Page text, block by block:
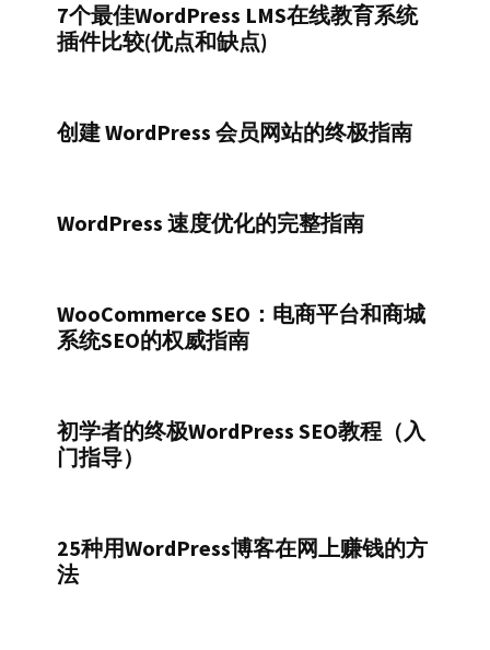
7个最佳WordPress LMS在线教育系统
插件比较(优点和缺点)
创建 WordPress 会员网站的终极指南
WordPress 速度优化的完整指南
WooCommerce SEO：电商平台和商城
系统SEO的权威指南
初学者的终极WordPress SEO教程（入
门指导）
25种用WordPress博客在网上赚钱的方
法